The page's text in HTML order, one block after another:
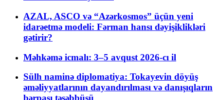
AZAL, ASCO və “Azərkosmos” üçün yeni
idarəetmə modeli: Fərman hansı dəyişiklikləri
gətirir?
Məhkəmə icmalı: 3–5 avqust 2026-cı il
Sülh naminə diplomatiya: Tokayevin döyüş
əməliyyatlarının dayandırılması və danışıqların